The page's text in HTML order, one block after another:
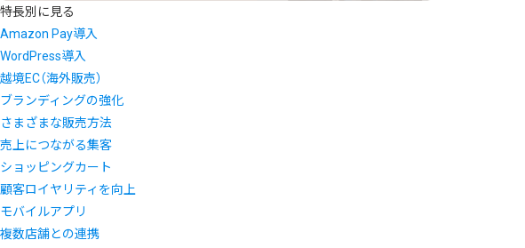
特長別に見る
Amazon Pay導入
WordPress導入
越境EC（海外販売）
ブランディングの強化
さまざまな販売方法
売上につながる集客
ショッピングカート
顧客ロイヤリティを向上
モバイルアプリ
複数店舗との連携